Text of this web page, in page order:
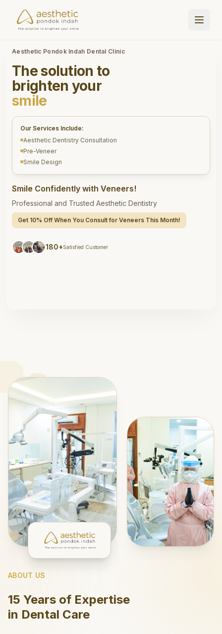
Aesthetic Pondok Indah Dental Clinic
The solution to
brighten your
smile
Our Services Include:
Aesthetic Dentistry Consultation
Pre-Veneer
Smile Design
Smile Confidently with Veneers!
Professional and Trusted Aesthetic Dentistry
Get 10% Off When You Consult for Veneers This Month!
180+Satisfied Customer
ABOUT US
15 Years of Expertise
in Dental Care